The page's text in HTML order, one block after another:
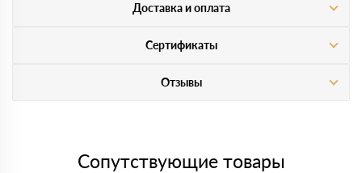
Доставка и оплата
Сертификаты
Отзывы
Сопутствующие товары